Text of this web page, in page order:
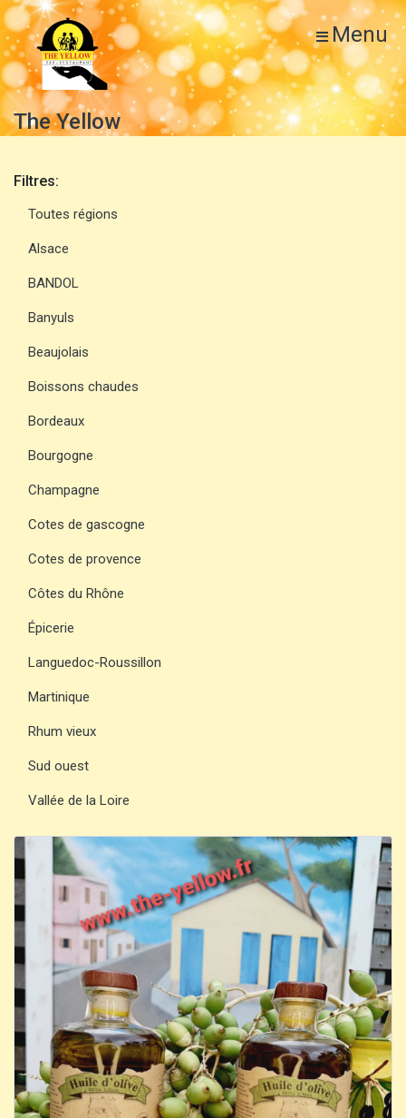
Menu
The Yellow
Filtres:
Toutes régions
Alsace
BANDOL
Banyuls
Beaujolais
Boissons chaudes
Bordeaux
Bourgogne
Champagne
Cotes de gascogne
Cotes de provence
Côtes du Rhône
Épicerie
Languedoc-Roussillon
Martinique
Rhum vieux
Sud ouest
Vallée de la Loire